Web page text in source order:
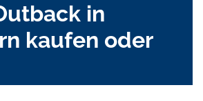
in
kaufen oder